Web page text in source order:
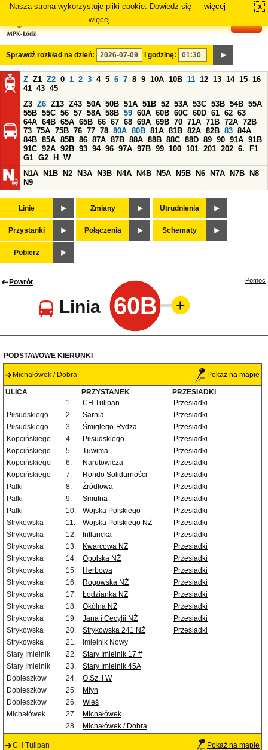
Nasza strona wykorzystuje pliki cookie. Dowiedz się
więcej.
więcej x
Sprawdź rozkład na dzień: i godzinę:
Z Z1 Z2 0 1 2 3 4 5 6 7 8 9 10A 10B 11 12 13 14 15 16
41 43 45
Z3 Z6 Z13 Z43 50A 50B 51A 51B 52 53A 53C 53B 54B 55A
55B 55C 56 57 58A 58B 59 60A 60B 60C 60D 61 62 63
64A 64B 65A 65B 66 67 68 69A 69B 70 71A 71B 72A 72B
73 75A 75B 76 77 78 80A 80B 81A 81B 82A 82B 83 84A
84B 85A 85B 86 87A 87B 88A 88B 88C 88D 89 90 91A 91B
91C 92A 92B 93 94 96 97A 97B 99 100 101 201 202 6.
F1
G1 G2 H
W
N1A
N1B N2 N3A N3B N4A N4B N5A N5B N6 N7A N7B
N8
N9
Linie Zmiany Utrudnienia
Przystanki Połączenia Schematy
Pobierz
Powrót
Linia 60B
Pomoc
PODSTAWOWE KIERUNKI
Michałówek / Dobra Pokaż na mapie
ULICA PRZYSTANEK
PRZESIADKI
1.
CH Tulipan
Przesiadki
Piłsudskiego
2. Sarnia
Przesiadki
Piłsudskiego
3. Śmigłego-Rydza
Przesiadki
Kopcińskiego
4. Piłsudskiego
Przesiadki
Kopcińskiego
5. Tuwima
Przesiadki
Kopcińskiego
6. Narutowicza
Przesiadki
Kopcińskiego
7. Rondo Solidarności
Przesiadki
Palki
8. Źródłowa
Przesiadki
Palki
9. Smutna
Przesiadki
Palki
10. Wojska Polskiego
Przesiadki
Strykowska
11. Wojska Polskiego NŻ
Przesiadki
Strykowska
12. Inflancka
Przesiadki
Strykowska
13. Kwarcowa NŻ
Przesiadki
Strykowska
14. Opolska NŻ
Przesiadki
Strykowska
15. Herbowa
Przesiadki
Strykowska
16. Rogowska NŻ
Przesiadki
Strykowska
17. Łodzianka NŻ
Przesiadki
Strykowska
18. Okólna NŻ
Przesiadki
Strykowska
19. Jana i Cecylii NŻ
Przesiadki
Strykowska
20. Strykowska 241 NŻ
Przesiadki
Strykowska
21.
Imielnik Nowy
Stary Imielnik
22.
Stary Imielnik 17 #
Stary Imielnik
23.
Stary Imielnik 45A
Dobieszków
24.
O.Sz. i W
Dobieszków
25.
Młyn
Dobieszków
26.
Wieś
Michałówek
27.
Michałówek
28.
Michałówek / Dobra
CH Tulipan Pokaż na mapie